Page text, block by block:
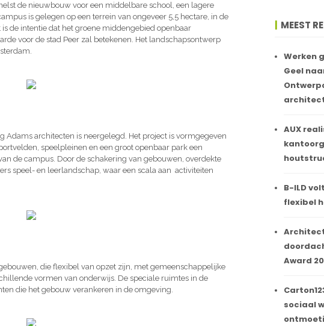
de nieuwbouw voor een middelbare school, een lagere
is gelegen op een terrein van ongeveer 5,5 hectare, in de
de intentie dat het groene middengebied openbaar
voor de stad Peer zal betekenen. Het landschapsontwerp
Adams architecten is neergelegd. Het project is vormgegeven
speelpleinen en een groot openbaar park een
de campus. Door de schakering van gebouwen, overdekte
speel- en leerlandschap, waar een scala aan activiteiten
die flexibel van opzet zijn, met gemeenschappelijke
vormen van onderwijs. De speciale ruimtes in de
die het gebouw verankeren in de omgeving.
MEEST
Werken
Geel
AUX
B-ILD
flexibel
Award
sociaal